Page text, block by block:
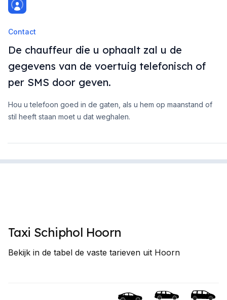
Contact
De chauffeur die u ophaalt zal u de
gegevens van de voertuig telefonisch of
per SMS door geven.
Hou u telefoon goed in de gaten, als u hem op maanstand of
stil heeft staan moet u dat weghalen.
Taxi Schiphol Hoorn
Bekijk in de tabel de vaste tarieven uit Hoorn